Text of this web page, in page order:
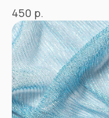
450 р.
@ 2026
ИП Вакульчик Мария Олеговна
ОГРН 322265100088534
ИНН 262609965884
КАТАЛОГ
*